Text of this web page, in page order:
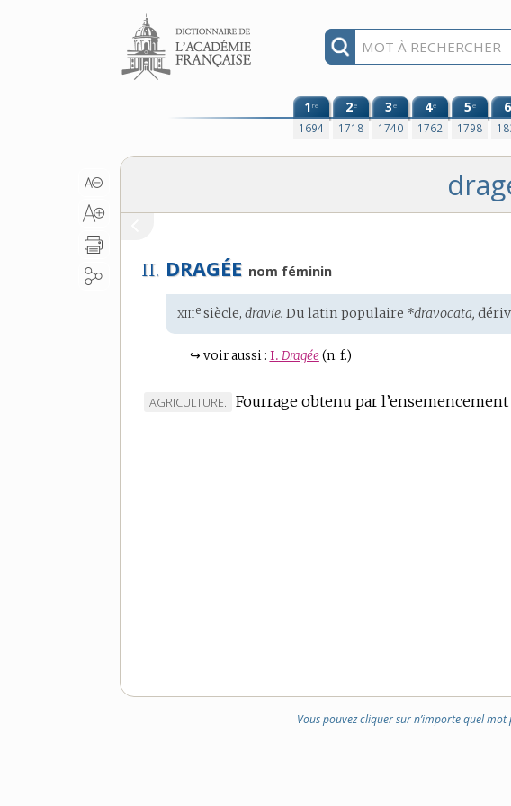
Aller au contenu
1re
1694
2e
1718
3e
1740
4e
1762
5e
1798
6
II. DRAGÉE nom féminin
Étymologie
:
xiiie siècle,dravie. Dulatin populaire *dravocata,
↪ voir aussi : I. Dragée(n. f.)
MARQUE
AGRICULTURE. Fourrage obtenu par
Vous pouvez cliquer sur n’importe quel